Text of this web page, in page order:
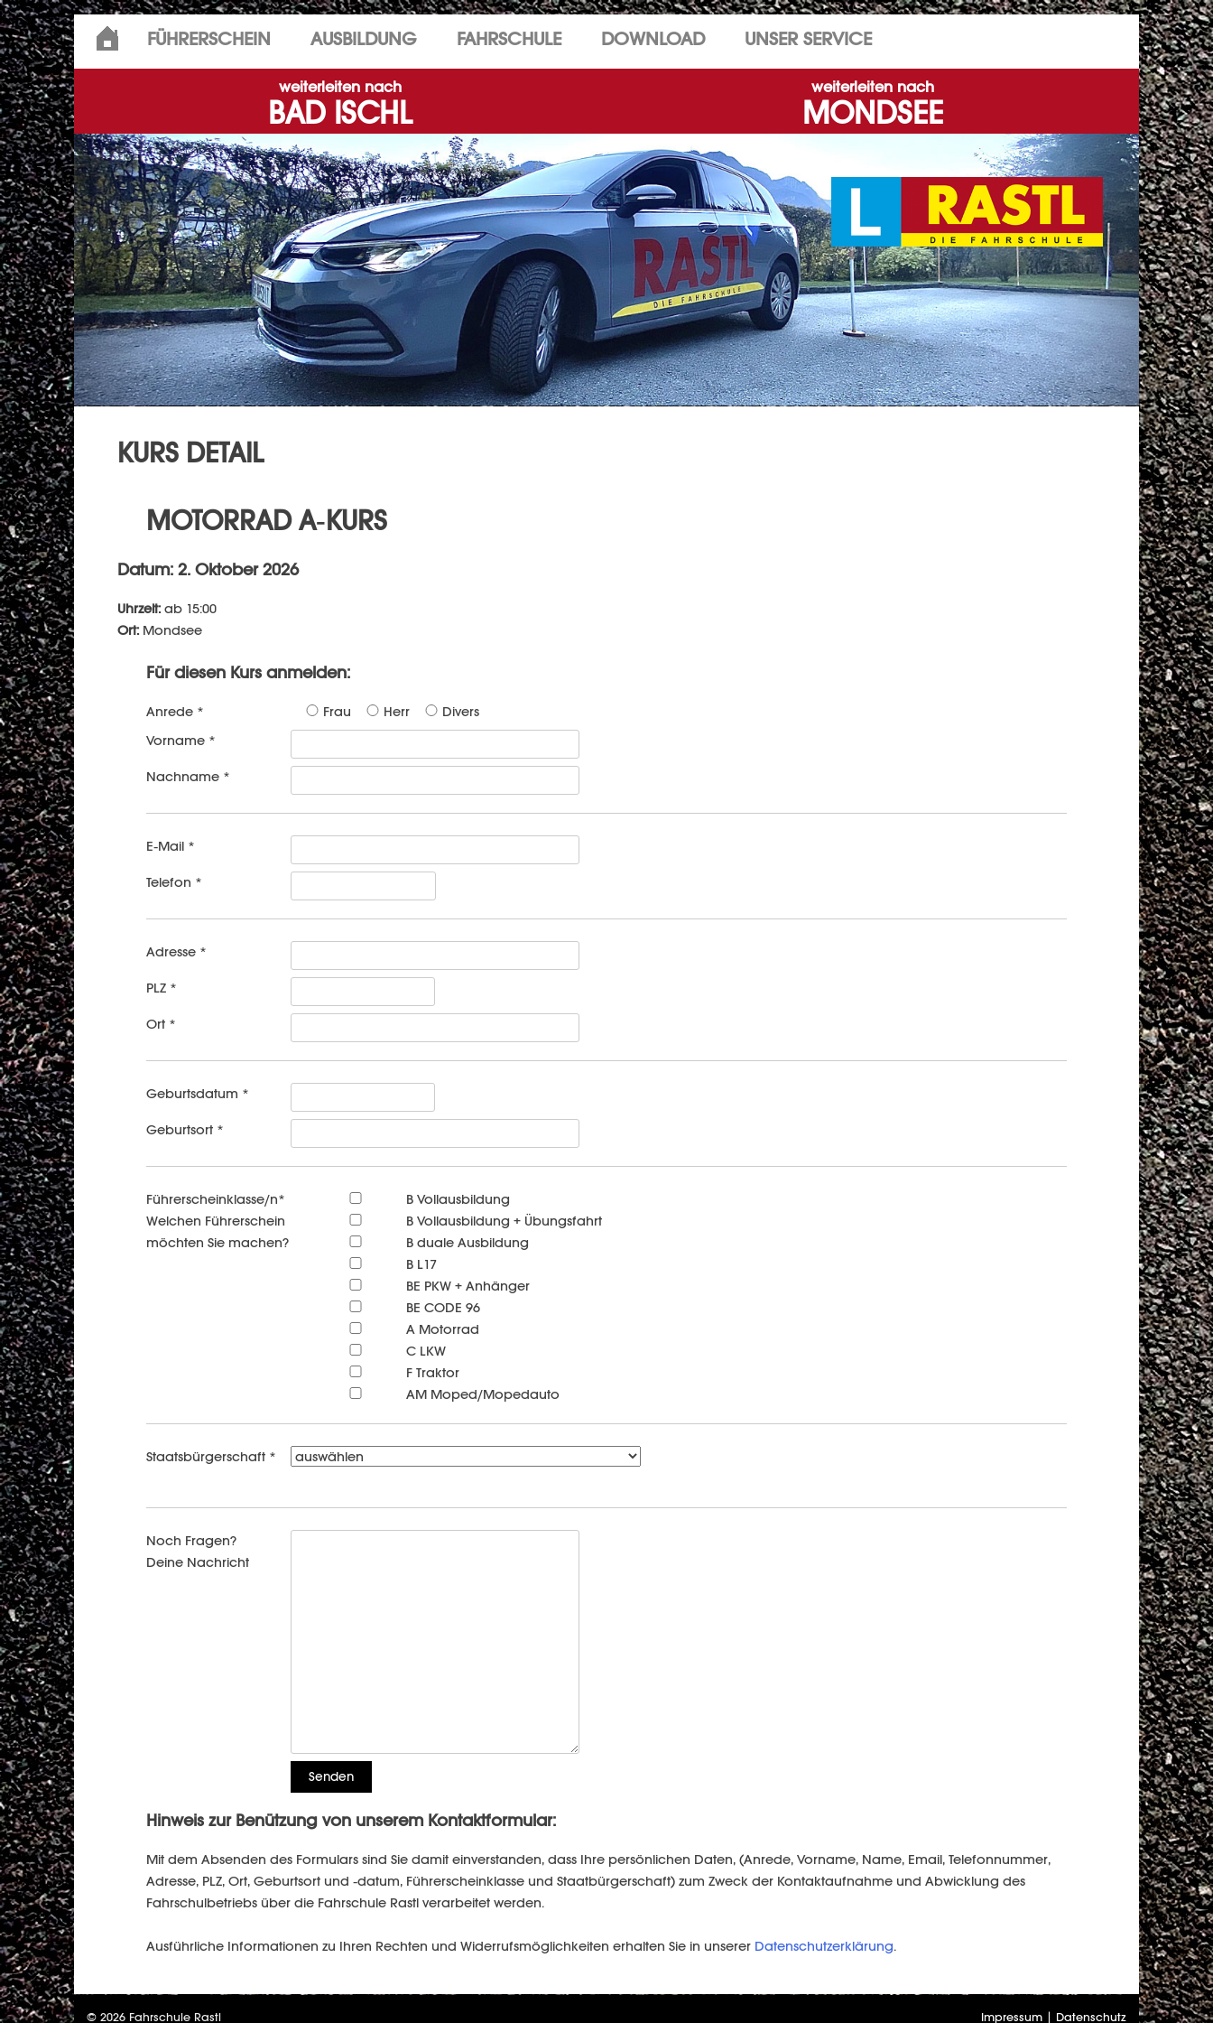
Skip
to
content
FÜHRERSCHEIN AUSBILDUNG FAHRSCHULE DOWNLOAD UNSER SERVICE
weiterleiten nach
BAD ISCHL
weiterleiten nach
MONDSEE
KURS DETAIL
MOTORRAD A-KURS
Datum: 2. Oktober 2026
Uhrzeit: ab 15:00
Ort: Mondsee
Für diesen Kurs anmelden:
Anrede * Frau Herr
Divers
Vorname *
Nachname *
E-Mail *
Telefon *
Adresse *
PLZ *
Ort *
Geburtsdatum *
Geburtsort *
Führerscheinklasse/n*
Welchen Führerschein
möchten Sie machen?
B Vollausbildung
B Vollausbildung + Übungsfahrt
B duale Ausbildung
B L17
BE PKW + Anhänger
BE CODE 96
A Motorrad
C LKW
F Traktor
AM Moped/Mopedauto
Staatsbürgerschaft *
Noch Fragen?
Deine Nachricht
Hinweis zur Benützung von unserem Kontaktformular:
Mit dem Absenden des Formulars sind Sie damit einverstanden, dass Ihre persönlichen Daten, (Anrede, Vorname, Name, Email, Telefonnummer,
Adresse, PLZ, Ort, Geburtsort und -datum, Führerscheinklasse und Staatbürgerschaft) zum Zweck der Kontaktaufnahme und Abwicklung des
Fahrschulbetriebs über die Fahrschule Rastl verarbeitet werden.
Ausführliche Informationen zu Ihren Rechten und Widerrufsmöglichkeiten erhalten Sie in unserer Datenschutzerklärung.
© 2026 Fahrschule Rastl Impressum| Datenschutz